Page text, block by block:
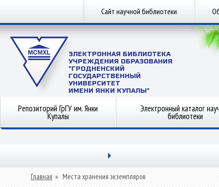
Сайт научной библиотеки
ЭЛЕКТРОННАЯ БИБЛИОТЕКА
УЧРЕЖДЕНИЯ ОБРАЗОВАНИЯ
"ГРОДНЕНСКИЙ
ГОСУДАРСТВЕННЫЙ
УНИВЕРСИТЕТ
ИМЕНИ ЯНКИ КУПАЛЫ"
Репозиторий ГрГУ им. Янки
Купалы
Электронный каталог
библиотеки
Главная » Места хранения экземпляров